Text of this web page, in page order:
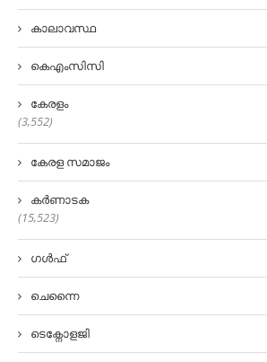
കാലാവസ്ഥ
കെഎംസിസി
കേരളം
(3,552)
കേരള സമാജം
കർണാടക
(15,523)
ഗൾഫ്
ചെന്നൈ
ടെക്നോളജി